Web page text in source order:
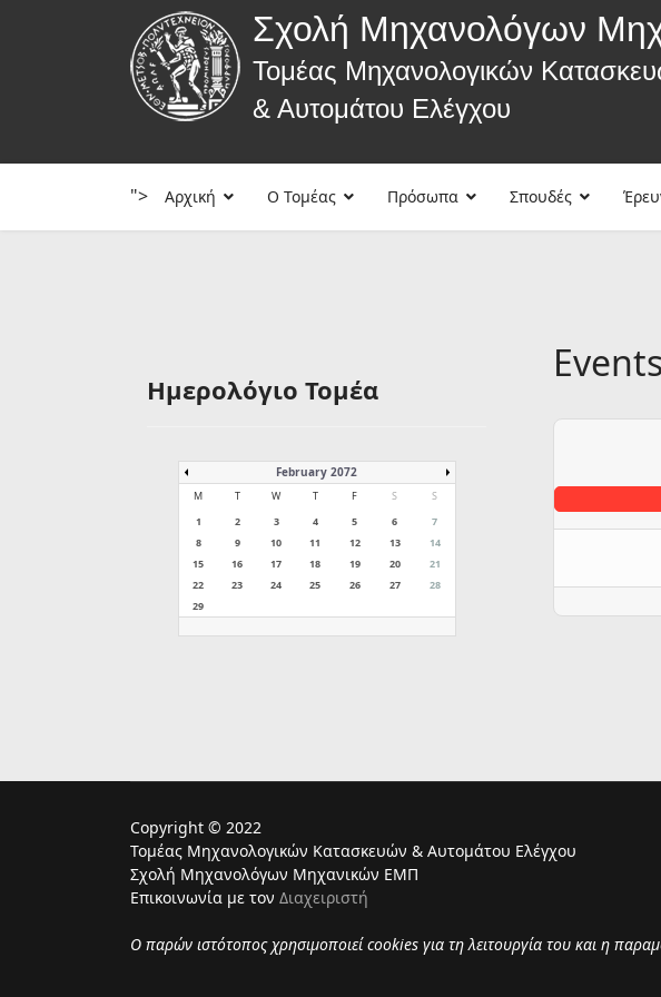
Σχολή Μηχανολόγων
Τομέας Μηχανολογικών
& Αυτομάτου Ελέγχου
">
Αρχική Ο Τομέας Πρόσωπα Σπουδές
Ημερολόγιο Τομέα
February 2072
M T W T F S
S
1
2 3 4 5 6
7
8
9 10 11 12 13
14
15
16 17 18 19 20
21
22
23 24 25 26 27
28
29
Copyright © 2022
Τομέας Μηχανολογικών Κατασκευών & Αυτομάτου Ελέγχου
Σχολή Μηχανολόγων Μηχανικών ΕΜΠ
Επικοινωνία με τον Διαχειριστή
Ο παρών ιστότοπος χρησιμoποιεί cookies για τη λειτουργία του και η